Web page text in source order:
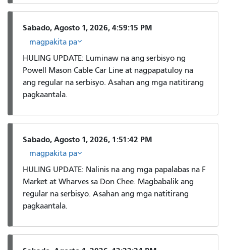
Sabado, Agosto 1, 2026, 4:59:15 PM
magpakita pa
HULING UPDATE: Luminaw na ang serbisyo ng
Powell Mason Cable Car Line at nagpapatuloy na
ang regular na serbisyo. Asahan ang mga natitirang
pagkaantala.
Sabado, Agosto 1, 2026, 1:51:42 PM
magpakita pa
HULING UPDATE: Nalinis na ang mga papalabas na F
Market at Wharves sa Don Chee. Magbabalik ang
regular na serbisyo. Asahan ang mga natitirang
pagkaantala.